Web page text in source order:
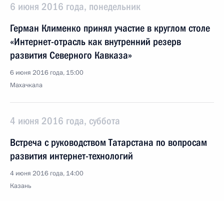
6 июня 2016 года, понедельник
Герман Клименко принял участие в круглом столе
«Интернет-отрасль как внутренний резерв
развития Северного Кавказа»
6 июня 2016 года, 15:00
Махачкала
4 июня 2016 года, суббота
Встреча с руководством Татарстана по вопросам
развития интернет-технологий
4 июня 2016 года, 14:00
Казань